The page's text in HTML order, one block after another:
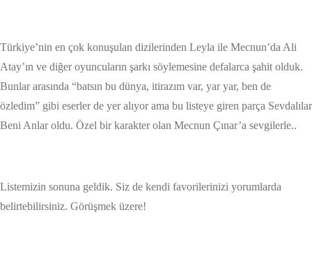
Türkiye’nin en çok konuşulan dizilerinden Leyla ile Mecnun’da Ali
Atay’ın ve diğer oyuncuların şarkı söylemesine defalarca şahit olduk.
Bunlar arasında “batsın bu dünya, itirazım var, yar yar, ben de
özledim” gibi eserler de yer alıyor ama bu listeye giren parça Sevdalılar
Beni Anlar oldu. Özel bir karakter olan Mecnun Çınar’a sevgilerle..
Listemizin sonuna geldik. Siz de kendi favorilerinizi yorumlarda
belirtebilirsiniz. Görüşmek üzere!